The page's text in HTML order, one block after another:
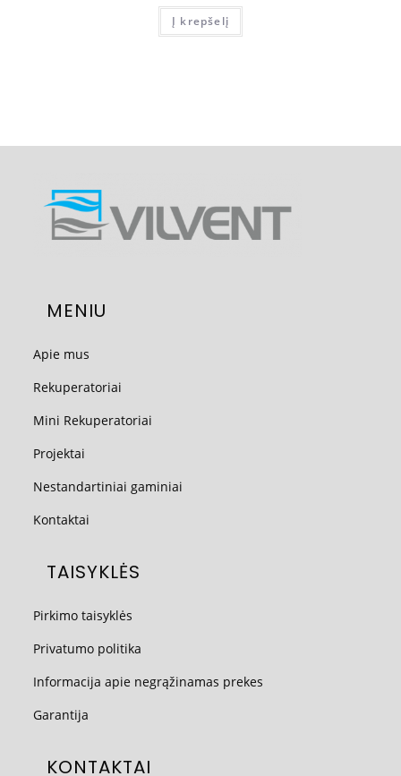
Į krepšelį
MENIU
Apie mus
Rekuperatoriai
Mini Rekuperatoriai
Projektai
Nestandartiniai gaminiai
Kontaktai
TAISYKLĖS
Pirkimo taisyklės
Privatumo politika
Informacija apie negrąžinamas prekes
Garantija
KONTAKTAI